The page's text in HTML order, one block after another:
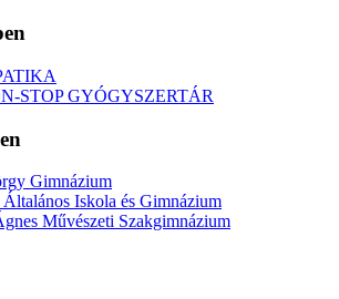
STOP GYÓGYSZERTÁR
Gimnázium
Iskola és Gimnázium
Művészeti Szakgimnázium